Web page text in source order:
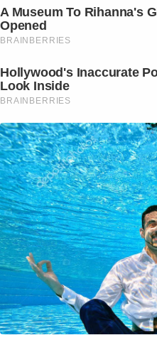
A Museum To Rihanna's
Opened
BRAINBERRIES
Hollywood's Inaccurate
Look Inside
BRAINBERRIES